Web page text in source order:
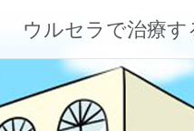
テ
ツ
へ
ウルセラで治療す